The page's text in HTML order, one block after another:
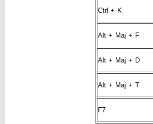
Ctrl + K
Alt + Maj + F
Alt + Maj + D
Alt + Maj + T
F7